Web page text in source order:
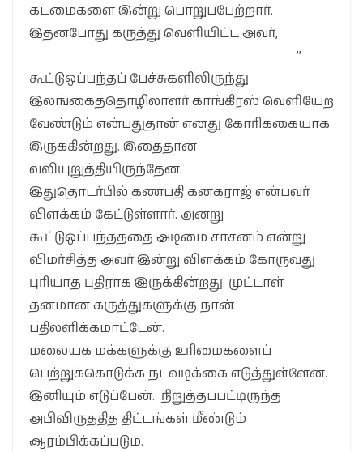
கடமைகளை இன்று பொறுப்பேற்றார்.
இதன்போது கருத்து வெளியிட்ட அவர்,
”
கூட்டுஒப்பந்தப் பேச்சுகளிலிருந்து
இலங்கைத்தொழிலாளர் காங்கிரஸ் வெளியேற
வேண்டும் என்பதுதான் எனது கோரிக்கையாக
இருக்கின்றது. இதைதான்
வலியுறுத்தியிருந்தேன்.
இதுதொடர்பில் கணபதி கனகராஜ் என்பவர்
விளக்கம் கேட்டுள்ளார். அன்று
கூட்டுஒப்பந்தத்தை அடிமை சாசனம் என்று
விமர்சித்த அவர் இன்று விளக்கம் கோருவது
புரியாத புதிராக இருக்கின்றது. முட்டாள்
தனமான கருத்துகளுக்கு நான்
பதிலளிக்கமாட்டேன்.
மலையக மக்களுக்கு உரிமைகளைப்
பெற்றுக்கொடுக்க நடவடிக்கை எடுத்துள்ளேன்.
இனியும் எடுப்பேன். நிறுத்தப்பட்டிருந்த
அபிவிருத்தித் திட்டங்கள் மீண்டும்
ஆரம்பிக்கப்படும்.